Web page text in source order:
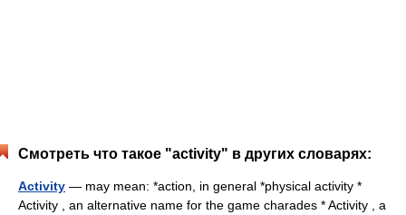
Смотреть что такое "activity" в других словарях:
Activity — may mean: *action, in general *physical activity *
Activity , an alternative name for the game charades * Activity , a